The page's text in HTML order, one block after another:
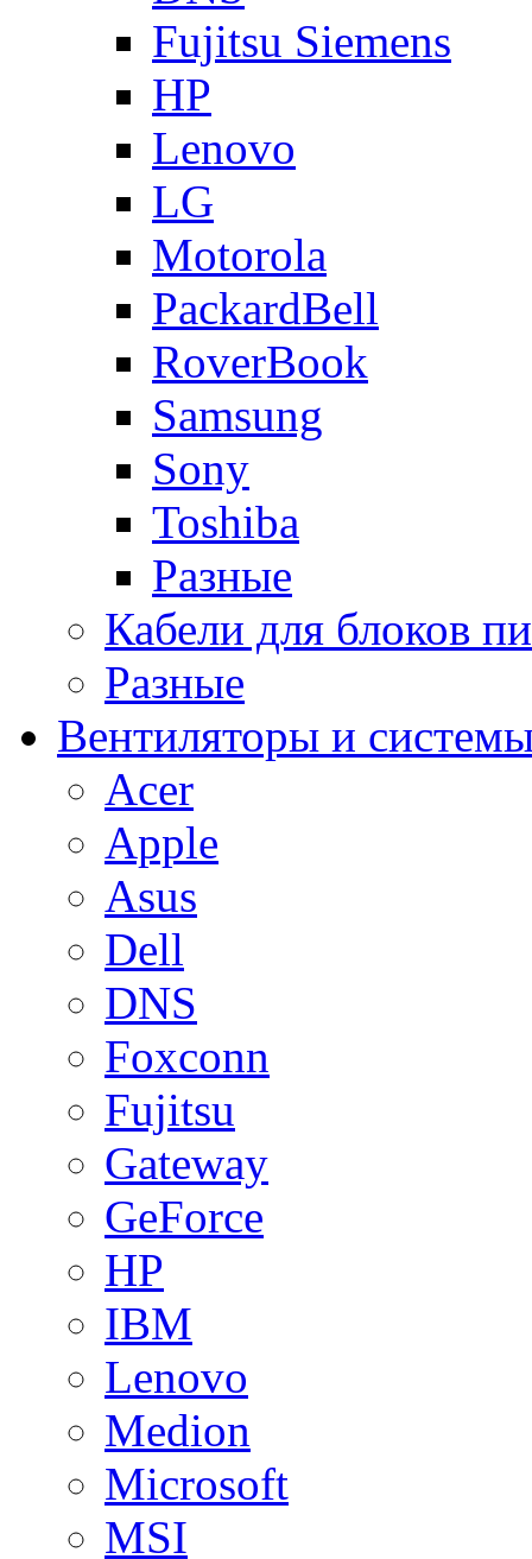
Fujitsu Siemens
HP
Lenovo
LG
Motorola
PackardBell
RoverBook
Samsung
Sony
Toshiba
Разные
Кабели для блоков
Разные
Вентиляторы и
Acer
Apple
Asus
Dell
DNS
Foxconn
Fujitsu
Gateway
GeForce
HP
IBM
Lenovo
Medion
Microsoft
MSI